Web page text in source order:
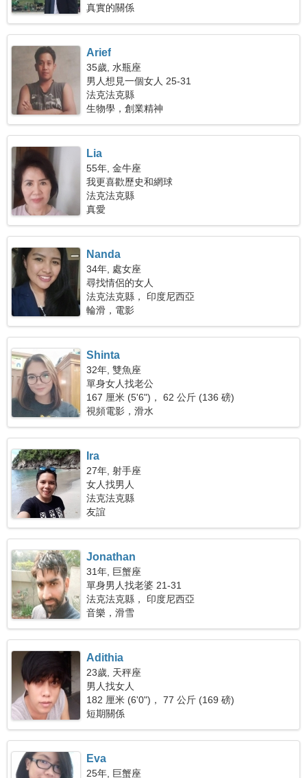
真實的關係
Arief
35歲, 水瓶座
男人想見一個女人 25-31
法克法克縣
生物學，創業精神
Lia
55年, 金牛座
我更喜歡歷史和網球
法克法克縣
真愛
Nanda
34年, 處女座
尋找情侶的女人
法克法克縣， 印度尼西亞
輪滑，電影
Shinta
32年, 雙魚座
單身女人找老公
167 厘米 (5'6")， 62 公斤 (136 磅)
視頻電影，滑水
Ira
27年, 射手座
女人找男人
法克法克縣
友誼
Jonathan
31年, 巨蟹座
單身男人找老婆 21-31
法克法克縣， 印度尼西亞
音樂，滑雪
Adithia
23歲, 天秤座
男人找女人
182 厘米 (6'0")， 77 公斤 (169 磅)
短期關係
Eva
25年, 巨蟹座